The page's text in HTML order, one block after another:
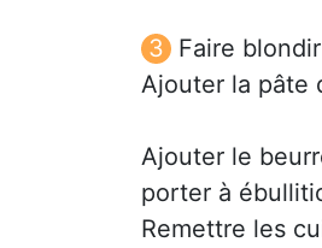
Faire
Ajouter la pâte
Ajouter le
porter à
Remettre les